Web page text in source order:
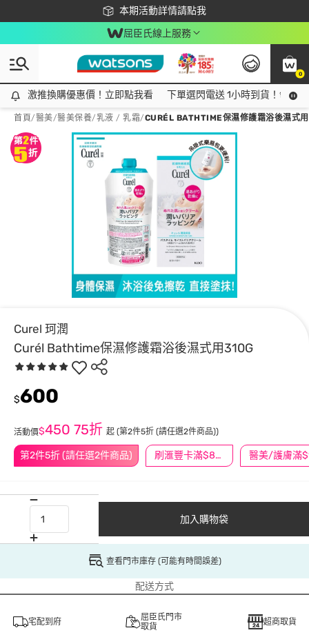
本期活動詳情請點我
下載app最高回饋$350
屈臣氏線上服務
0
激推換購優惠價！立即點我看
激推換購優惠價！立即點我看 下單選閃電送 1小時到貨！領神
首頁/醫美/醫美保養/乳液 / 乳霜/CURÉL BATHTIME保濕修護霜浴後濕式
Curel 珂潤
Curél Bathtime保濕修護霜浴後濕式用310G
第2件5折 (請任選2件商品) 刷滙豐卡滿$888送3萬點
$600
活動價$450 75折 起 (第2件5折 (請任選2件商品))
加入購物袋
查看門市庫存 (可能有時間誤差)
配送方式
宅配到府
屈臣氏門市
取貨
超商取貨